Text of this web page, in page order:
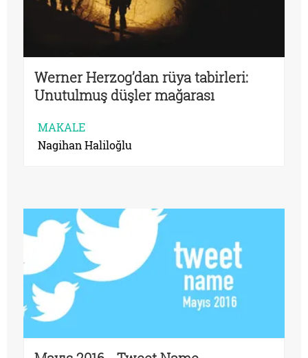
Werner Herzog’dan rüya tabirleri:
Unutulmuş düşler mağarası
MAKALE
Nagihan Haliloğlu